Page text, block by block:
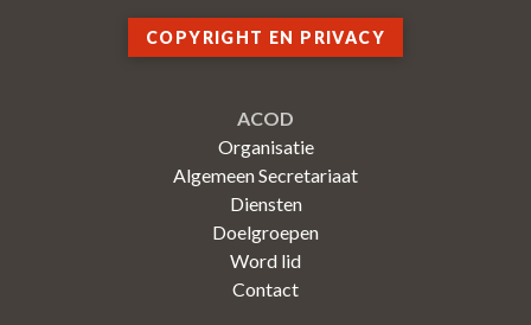
COPYRIGHT EN PRIVACY
ACOD
Organisatie
Algemeen Secretariaat
Diensten
Doelgroepen
Word lid
Contact